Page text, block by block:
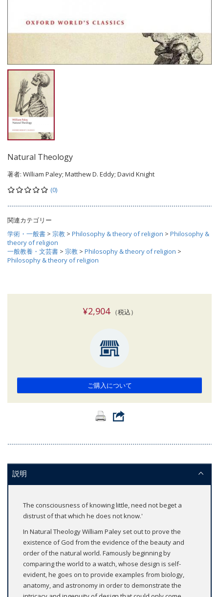
Natural Theology
著者: William Paley; Matthew D. Eddy; David Knight
(0)
関連カテゴリー
学術・一般書 > 宗教 > Philosophy & theory of religion > Philosophy &
theory of religion
一般教養・文芸書 > 宗教 > Philosophy & theory of religion >
Philosophy & theory of religion
¥2,904（税込）
ご購入について
説明
The consciousness of knowing little, need not beget a
distrust of that which he does not know.'
In Natural Theology William Paley set out to prove the
existence of God from the evidence of the beauty and
order of the natural world. Famously beginning by
comparing the world to a watch, whose design is self-
evident, he goes on to provide examples from biology,
anatomy, and astronomy in order to demonstrate the